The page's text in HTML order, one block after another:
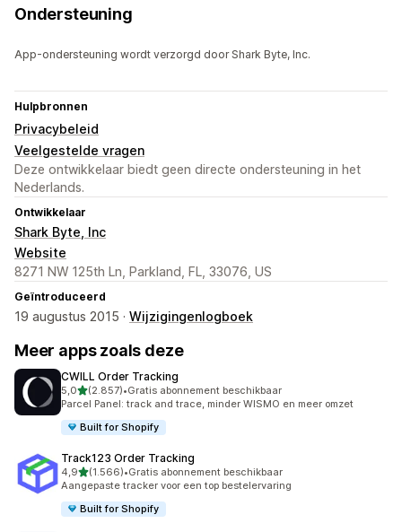
Ondersteuning
App-ondersteuning wordt verzorgd door Shark Byte, Inc.
Hulpbronnen
Privacybeleid
Veelgestelde vragen
Deze ontwikkelaar biedt geen directe ondersteuning in het
Nederlands.
Ontwikkelaar
Shark Byte, Inc
Website
8271 NW 125th Ln, Parkland, FL, 33076, US
Geïntroduceerd
19 augustus 2015 · Wijzigingenlogboek
Meer apps zoals deze
CWILL Order Tracking
5,0van 5 sterren
(2.857)
2857 recensies in totaal
•Gratis abonnement beschikbaar
Parcel Panel: track and trace, minder WISMO en meer omzet
Built for Shopify
Track123 Order Tracking
4,9van 5 sterren
(1.566)
1566 recensies in totaal
•Gratis abonnement beschikbaar
Aangepaste tracker voor een top bestelervaring
Built for Shopify